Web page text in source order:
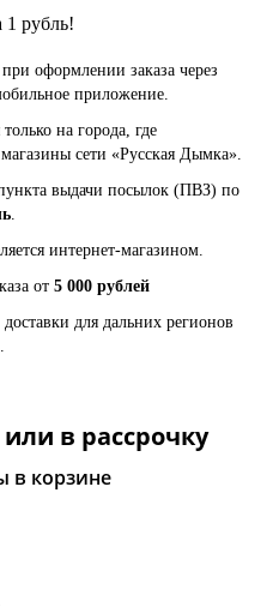
оформлении заказа через
приложение.
на города, где
сети «Русская Дымка».
выдачи посылок (ПВЗ) по
интернет-магазином.
от 5 000 рублей
для дальних регионов
в рассрочку
в корзине